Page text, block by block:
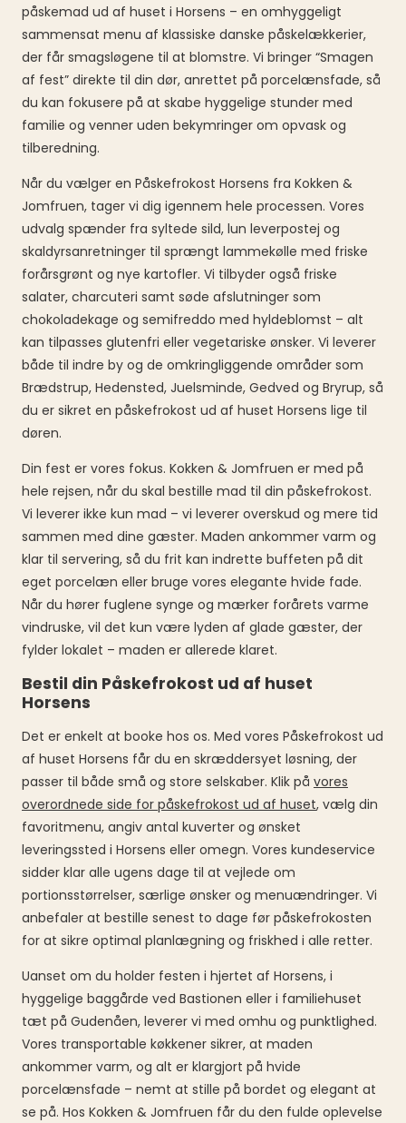
påskemad ud af huset i Horsens – en omhyggeligt
sammensat menu af klassiske danske påskelækkerier,
der får smagsløgene til at blomstre. Vi bringer “Smagen
af fest” direkte til din dør, anrettet på porcelænsfade, så
du kan fokusere på at skabe hyggelige stunder med
familie og venner uden bekymringer om opvask og
tilberedning.
Når du vælger en Påskefrokost Horsens fra Kokken &
Jomfruen, tager vi dig igennem hele processen. Vores
udvalg spænder fra syltede sild, lun leverpostej og
skaldyrsanretninger til sprængt lammekølle med friske
forårsgrønt og nye kartofler. Vi tilbyder også friske
salater, charcuteri samt søde afslutninger som
chokoladekage og semifreddo med hyldeblomst – alt
kan tilpasses glutenfri eller vegetariske ønsker. Vi leverer
både til indre by og de omkringliggende områder som
Brædstrup, Hedensted, Juelsminde, Gedved og Bryrup, så
du er sikret en påskefrokost ud af huset Horsens lige til
døren.
Din fest er vores fokus. Kokken & Jomfruen er med på
hele rejsen, når du skal bestille mad til din påskefrokost.
Vi leverer ikke kun mad – vi leverer overskud og mere tid
sammen med dine gæster. Maden ankommer varm og
klar til servering, så du frit kan indrette buffeten på dit
eget porcelæn eller bruge vores elegante hvide fade.
Når du hører fuglene synge og mærker forårets varme
vindruske, vil det kun være lyden af glade gæster, der
fylder lokalet – maden er allerede klaret.
Bestil din Påskefrokost ud af huset
Horsens
Det er enkelt at booke hos os. Med vores Påskefrokost ud
af huset Horsens får du en skræddersyet løsning, der
passer til både små og store selskaber. Klik på vores
overordnede side for påskefrokost ud af huset, vælg din
favoritmenu, angiv antal kuverter og ønsket
leveringssted i Horsens eller omegn. Vores kundeservice
sidder klar alle ugens dage til at vejlede om
portionsstørrelser, særlige ønsker og menuændringer. Vi
anbefaler at bestille senest to dage før påskefrokosten
for at sikre optimal planlægning og friskhed i alle retter.
Uanset om du holder festen i hjertet af Horsens, i
hyggelige baggårde ved Bastionen eller i familiehuset
tæt på Gudenåen, leverer vi med omhu og punktlighed.
Vores transportable køkkener sikrer, at maden
ankommer varm, og alt er klargjort på hvide
porcelænsfade – nemt at stille på bordet og elegant at
se på. Hos Kokken & Jomfruen får du den fulde oplevelse